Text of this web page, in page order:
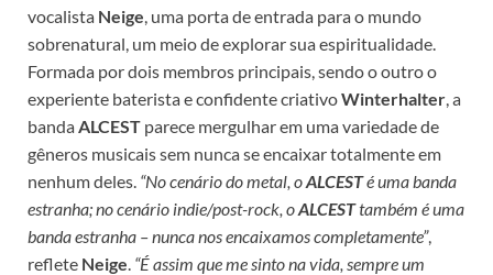
vocalista Neige, uma porta de entrada para o mundo
sobrenatural, um meio de explorar sua espiritualidade.
Formada por dois membros principais, sendo o outro o
experiente baterista e confidente criativoWinterhalter, a
bandaALCEST parece mergulhar em uma variedade de
gêneros musicais sem nunca se encaixar totalmente em
nenhum deles. “No cenário do metal, oALCESTé uma banda
estranha; no cenário indie/post-rock, oALCESTtambém é uma
banda estranha – nunca nos encaixamos completamente”,
reflete Neige. “É assim que me sinto na vida, sempre um